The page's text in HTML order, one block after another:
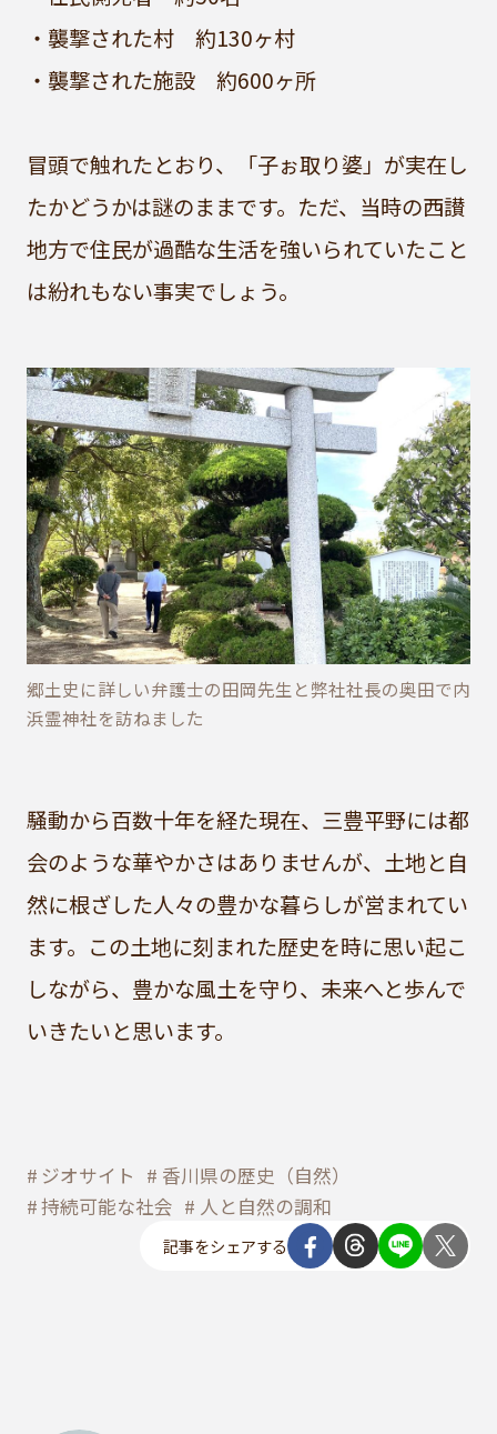
・襲撃された村 約130ヶ村
・襲撃された施設 約600ヶ所
冒頭で触れたとおり、「子ぉ取り婆」が実在し
たかどうかは謎のままです。ただ、当時の西讃
地方で住民が過酷な生活を強いられていたこと
は紛れもない事実でしょう。
郷土史に詳しい弁護士の田岡先生と弊社社長の奥田で内
浜霊神社を訪ねました
騒動から百数十年を経た現在、三豊平野には都
会のような華やかさはありませんが、土地と自
然に根ざした人々の豊かな暮らしが営まれてい
ます。この土地に刻まれた歴史を時に思い起こ
しながら、豊かな風土を守り、未来へと歩んで
いきたいと思います。
ジオサイト
香川県の歴史（自然）
持続可能な社会
人と自然の調和
記事をシェアする